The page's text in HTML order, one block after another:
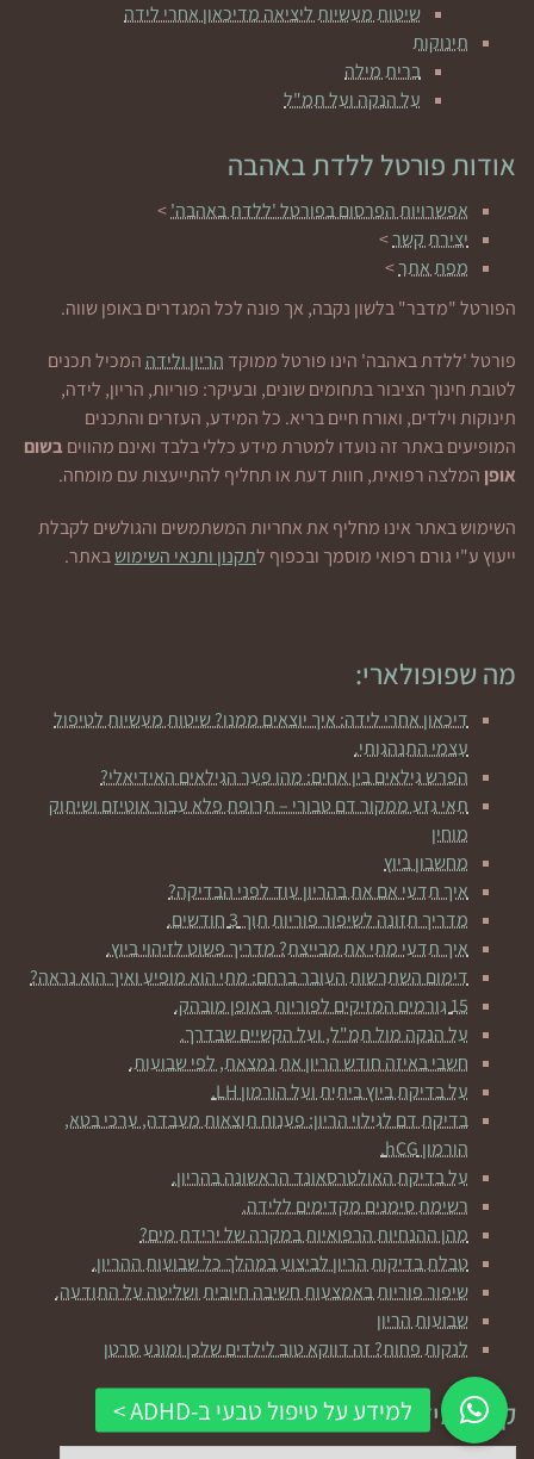
שיטות מעשיות ליציאה מדיכאון אחרי לידה
תינוקות
ברית מילה
על הנקה ועל תמ"ל
אודות פורטל ללדת באהבה
אפשרויות הפרסום בפורטל 'ללדת באהבה'>
יצירת קשר>
מפת אתר>
הפורטל "מדבר" בלשון נקבה, אך פונה לכל המגדרים באופן שווה.
פורטל 'ללדת באהבה' הינו פורטל ממוקד הריון ולידההמכיל תכנים
לטובת חינוך הציבור בתחומים שונים, ובעיקר: פוריות, הריון, לידה,
תינוקות וילדים, ואורח חיים בריא. כל המידע, העזרים והתכנים
המופיעים באתר זה נועדו למטרת מידע כללי בלבד ואינם מהוויםבשום
אופן המלצה רפואית, חוות דעת או תחליף להתייעצות עם מומחה.
השימוש באתר אינו מחליף את אחריות המשתמשים והגולשים לקבלת
ייעוץ ע"י גורם רפואי מוסמך ובכפוף לתקנון ותנאי השימושבאתר.
מה שפופולארי:
דיכאון אחרי לידה: איך יוצאים ממנו? שיטות מעשיות לטיפול
עצמי התנהגותי.
הפרש גילאים בין אחים: מהו פער הגילאים האידיאלי?
תאי גזע ממקור דם טבורי – תרופת פלא עבור אוטיזם ושיתוק
מוחין
מחשבון ביוץ
איך תדעי אם את בהריון עוד לפני הבדיקה?
מדריך תזונה לשיפור פוריות תוך 3 חודשים.
איך תדעי מתי את מבייצת? מדריך פשוט לזיהוי ביוץ.
דימום השתרשות העובר ברחם: מתי הוא מופיע ואיך הוא נראה?
15 גורמים המזיקים לפוריות באופן מובהק.
על הנקה מול תמ"ל, ועל הקשיים שבדרך.
חשבי באיזה חודש הריון את נמצאת, לפי שבועות.
על בדיקת ביוץ ביתית ועל הורמון LH.
בדיקת דם לגילוי הריון: פענוח תוצאות מעבדה, ערכי בטא,
הורמון hCG.
על בדיקת האולטרסאונד הראשונה בהריון.
רשימת סימנים מקדימים ללידה.
מהן ההנחיות הרפואיות במקרה של ירידת מים?
טבלת בדיקות הריון לביצוע במהלך כל שבועות ההריון.
שיפור פוריות באמצעות חשיבה חיובית ושליטה על התודעה.
שבועות הריון
לנקות פחות? זה דווקא טוב לילדים שלכן ומונע סרטן
קראי מידע בתחום: